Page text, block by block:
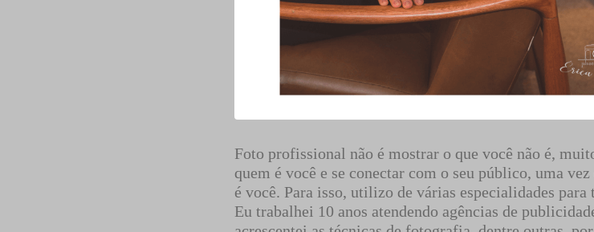
Foto profissional não é mostrar o que você não é,
quem é você e se conectar com o seu público, uma vez
é você. Para isso, utilizo de várias especialidades
Eu trabalhei 10 anos atendendo agências de